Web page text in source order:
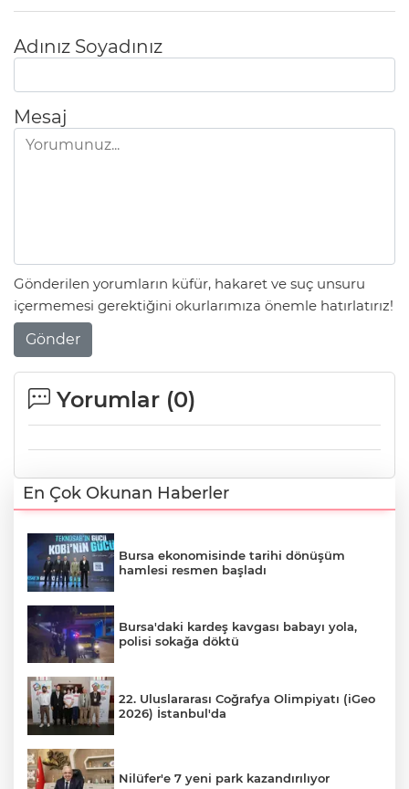
Adınız Soyadınız
Mesaj
Gönderilen yorumların küfür, hakaret ve suç unsuru
içermemesi gerektiğini okurlarımıza önemle hatırlatırız!
Gönder
Yorumlar (0)
En Çok Okunan Haberler
Bursa ekonomisinde tarihi dönüşüm
hamlesi resmen başladı
Bursa'daki kardeş kavgası babayı yola,
polisi sokağa döktü
22. Uluslararası Coğrafya Olimpiyatı (iGeo
2026) İstanbul'da
Nilüfer'e 7 yeni park kazandırılıyor